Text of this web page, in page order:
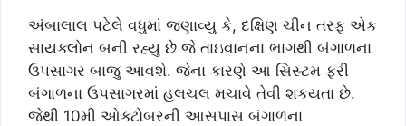
અંબાલાલ પટેલે વધુમાં જણાવ્યુ કે, દક્ષિણ ચીન તરફ એક
સાયક્લોન બની રહ્યુ છે જે તાઇવાનના ભાગથી બંગાળના
ઉપસાગર બાજુ આવશે. જેના કારણે આ સિસ્ટમ ફરી
બંગાળના ઉપસાગરમાં હલચલ મચાવે તેવી શકયતા છે.
જેથી 10મી ઓક્ટોબરની આસપાસ બંગાળના